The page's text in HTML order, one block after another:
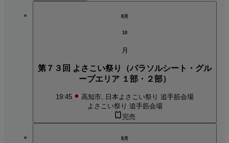
8月
10
月
第７３回 よさこい祭り（パラソルシート・グル
ープエリア １部・２部）
19:45 高知市, 日本よさこい祭り 追手筋会場
よさこい祭り 追手筋会場
完売
8月